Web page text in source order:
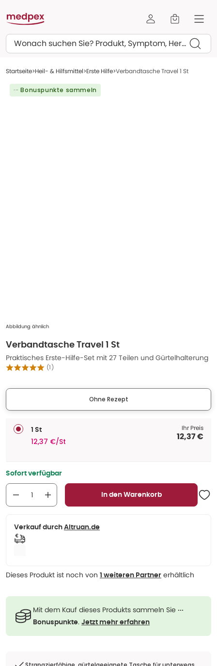
Suchen
Startseite Heil- & Hilfsmittel Erste Hilfe Verbandtasche Travel 1 St
··· Bonuspunkte sammeln
Abbildung ähnlich
Verbandtasche Travel 1 St
Praktisches Erste-Hilfe-Set mit 27 Teilen und Gürtelhalterung
(1)
Ohne Rezept
1 St
12,37 €/St
Ihr Preis
12,37 €
Sofort verfügbar
In den Warenkorb
Verkauf durch Altruan.de
Dieses Produkt ist noch von 1 weiteren Partner erhältlich
Mit dem Kauf dieses Produkts sammeln Sie ···
Bonuspunkte. Jetzt mehr erfahren